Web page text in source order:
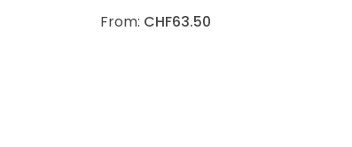
From: CHF63.50